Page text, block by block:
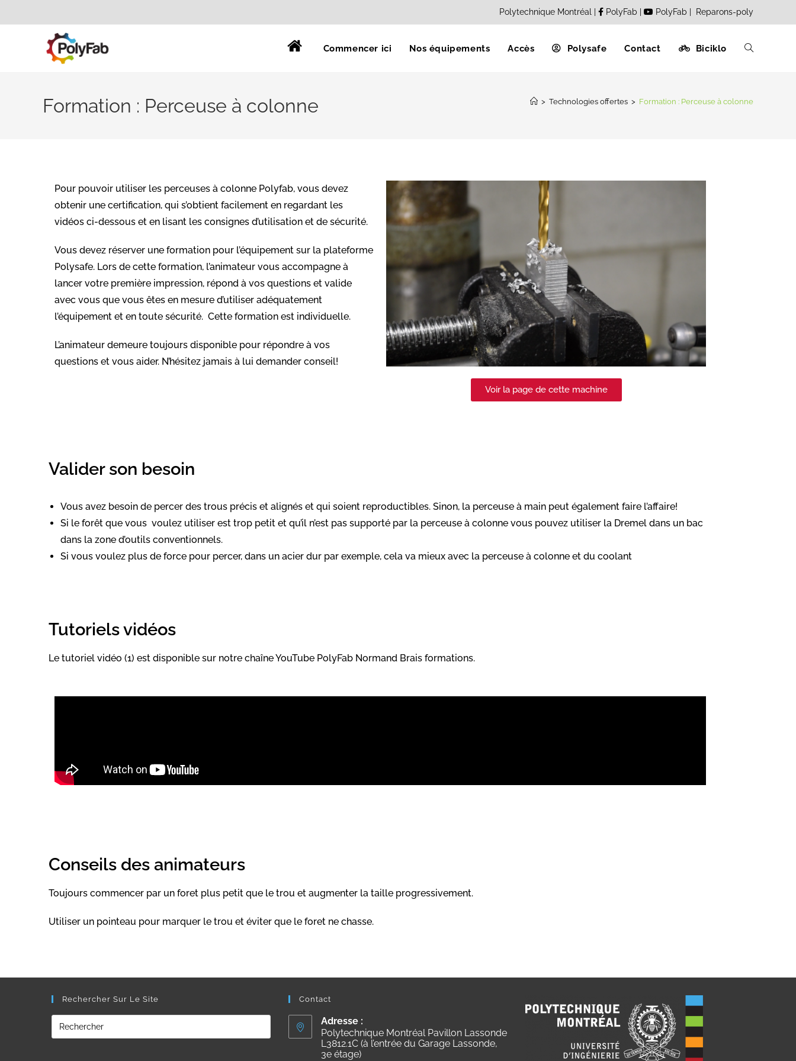
Polytechnique Montréal PolyFab PolyFab Reparons-poly
Commencer ici Nos équipements Accès Polysafe Contact Biciklo
Formation : Perceuse à colonne > Technologies offertes > Formation : Perceuse à colonne
Pour pouvoir utiliser les perceuses à colonne Polyfab, vous devez
obtenir une certification, qui s’obtient facilement en regardant les
vidéos ci-dessous et en lisant les consignes d’utilisation et de sécurité.
Vous devez réserver une formation pour l’équipement sur la plateforme
Polysafe. Lors de cette formation, l’animateur vous accompagne à
lancer votre première impression, répond à vos questions et valide
avec vous que vous êtes en mesure d’utiliser adéquatement
l’équipement et en toute sécurité. Cette formation est individuelle.
L’animateur demeure toujours disponible pour répondre à vos
questions et vous aider. N’hésitez jamais à lui demander conseil!
Voir la page de cette machine
Valider son besoin
Vous avez besoin de percer des trous précis et alignés et qui soient reproductibles. Sinon, la perceuse à main peut également faire l’affaire!
Si le forêt que vous voulez utiliser est trop petit et qu’il n’est pas supporté par la perceuse à colonne vous pouvez utiliser la Dremel dans un bac
dans la zone d’outils conventionnels.
Si vous voulez plus de force pour percer, dans un acier dur par exemple, cela va mieux avec la perceuse à colonne et du coolant
Tutoriels vidéos
Le tutoriel vidéo (1) est disponible sur notre chaîne YouTube PolyFab Normand Brais formations.
Conseils des animateurs
Toujours commencer par un foret plus petit que le trou et augmenter la taille progressivement.
Utiliser un pointeau pour marquer le trou et éviter que le foret ne chasse.
Rechercher Sur Le Site Contact
Adresse :
Polytechnique Montréal Pavillon Lassonde
L3812.1C (à l’entrée du Garage Lassonde,
3e étage)